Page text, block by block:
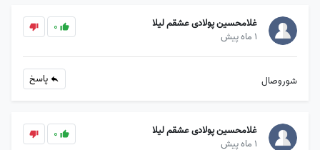
غلامحسین پولادی عشقم لیلا
1 ماه پیش
0
شوروصال پاسخ
غلامحسین پولادی عشقم لیلا
1 ماه پیش
0